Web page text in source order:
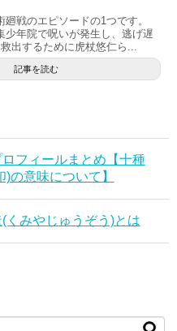
戦のエピソードの1つです。
少年院で呪いが発生し、逃げ遅
出するために虎杖悠仁ら...
記事を読む
ロフィールまとめ【十種
の意味について】
(くみやじゅうぞう)とは